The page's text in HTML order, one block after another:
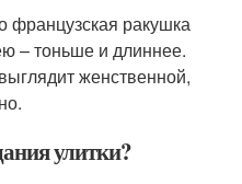
французская ракушка
– тоньше и длиннее.
женственной,
улитки?